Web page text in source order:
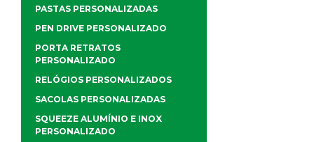
PASTAS PERSONALIZADAS
PEN DRIVE PERSONALIZADO
PORTA RETRATOS
PERSONALIZADO
RELÓGIOS PERSONALIZADOS
SACOLAS PERSONALIZADAS
SQUEEZE ALUMÍNIO E INOX
PERSONALIZADO